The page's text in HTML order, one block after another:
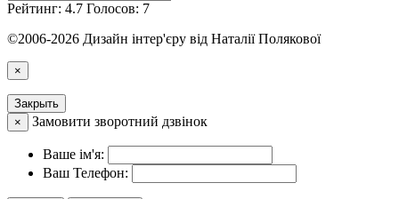
Рейтинг: 4.7 Голосов: 7
©2006-2026 Дизайн інтер'єру від Наталії Полякової
×
Закрыть
×
Замовити зворотний дзвінок
Ваше ім'я:
Ваш Телефон: